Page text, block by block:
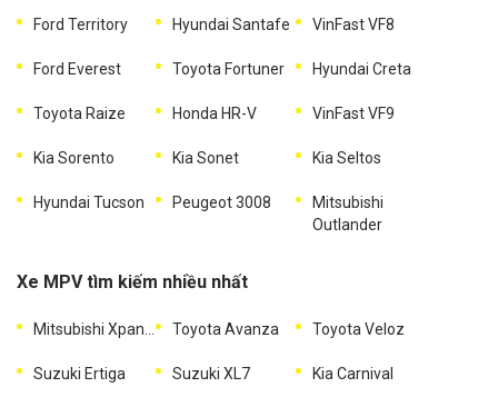
Ford Territory Hyundai Santafe VinFast VF8
Ford Everest Toyota Fortuner Hyundai Creta
Toyota Raize Honda HR-V VinFast VF9
Kia Sorento Kia Sonet Kia Seltos
Hyundai Tucson Peugeot 3008
Mitsubishi
Outlander
Xe MPV tìm kiếm nhiều nhất
Toyota Avanza Toyota Veloz
Suzuki Ertiga Suzuki XL7 Kia Carnival